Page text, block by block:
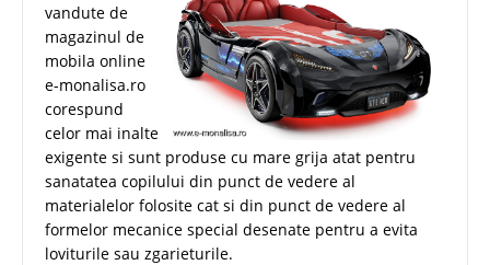
vandute de
magazinul de
mobila online
e-monalisa.ro
corespund
celor mai inalte
exigente si sunt produse cu mare grija atat pentru
sanatatea copilului din punct de vedere al
materialelor folosite cat si din punct de vedere al
formelor mecanice special desenate pentru a evita
loviturile sau zgarieturile.